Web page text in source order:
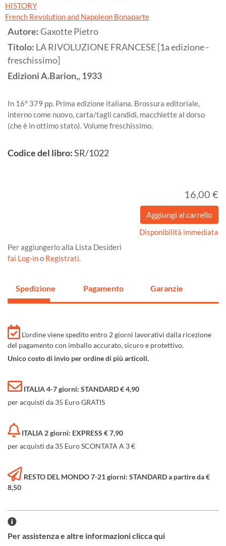
HISTORY
French Revolution and Napoleon Bonaparte
Autore:Gaxotte Pietro
Titolo: LA RIVOLUZIONE FRANCESE [1a edizione -
freschissimo]
Edizioni A.Barion,,1933
In 16° 379 pp. Prima edizione italiana. Brossura editoriale,
interno come nuovo, carta/tagli candidi, macchiette al dorso
(che è in ottimo stato). Volume freschissimo.
Codice del libro:SR/1022
16,00 €
Disponibilità immediata
Per aggiungerlo alla Lista Desideri
fai Log-ino Registrati.
Spedizione Pagamento Garanzie
L'ordine viene spedito entro 2 giorni lavorativi dalla ricezione
del pagamento con imballo accurato, sicuro e protettivo.
Unico costo di invio per ordine di più articoli.
ITALIA 4-7 giorni: STANDARD € 4,90
per acquisti da 35 Euro GRATIS
ITALIA 2 giorni: EXPRESS € 7,90
per acquisti da 35 Euro SCONTATA A 3 €
RESTO DEL MONDO 7-21 giorni: STANDARD a partire da €
8,50
Per assistenza e altre informazioni clicca qui